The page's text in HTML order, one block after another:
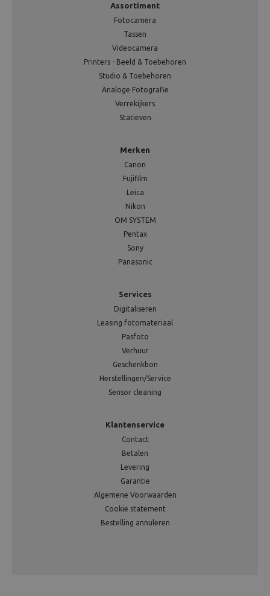
Assortiment
Fotocamera
Tassen
Videocamera
Printers - Beeld & Toebehoren
Studio & Toebehoren
Analoge Fotografie
Verrekijkers
Statieven
Merken
Canon
Fujifilm
Leica
Nikon
OM SYSTEM
Pentax
Sony
Panasonic
Services
Digitaliseren
Leasing fotomateriaal
Pasfoto
Verhuur
Geschenkbon
Herstellingen/Service
Sensor cleaning
Klantenservice
Contact
Betalen
Levering
Garantie
Algemene Voorwaarden
Cookie statement
Bestelling annuleren